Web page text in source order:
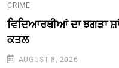
CRIME
ਵਿਦਿਆਰਥੀਆਂ ਦਾ ਝਗੜਾ
ਕਤਲ
AUGUST 8, 2026